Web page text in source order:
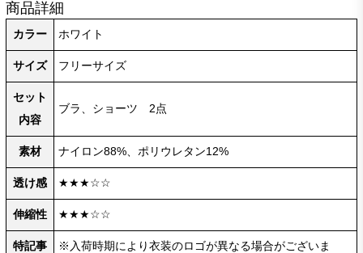
商品詳細
カラー ホワイト
サイズ フリーサイズ
セット
内容
ブラ、ショーツ 2点
素材 ナイロン88%、ポリウレタン12%
透け感 ★★★☆☆
伸縮性 ★★★☆☆
特記事
※入荷時期により衣装のロゴが異なる場合がございま